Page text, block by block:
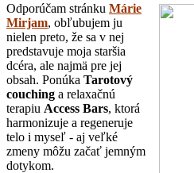
Odporúčam stránku Márie
Mirjam, obľubujem ju
nielen preto, že sa v nej
predstavuje moja staršia
dcéra, ale najmä pre jej
obsah. Ponúka Tarotový
couching a relaxačnú
terapiu Access Bars, ktorá
harmonizuje a regeneruje
telo i myseľ - aj veľké
zmeny môžu začať jemným
dotykom.